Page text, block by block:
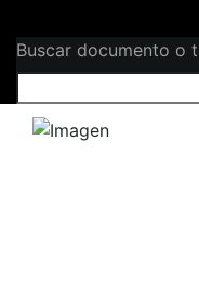
Buscar documento o